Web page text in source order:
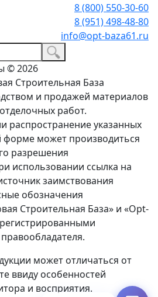
8 (800) 550-30-60
8 (951) 498-48-80
info@opt-baza61.ru
© 2026
Строительная База
и продажей материалов
работ.
распространение указанных
может производиться
разрешения
использовании ссылка на
заимствования
обозначения
Строительная База» и «Opt-
может отличаться от
ввиду особенностей
и восприятия.